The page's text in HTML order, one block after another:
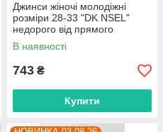
Джинси жіночі молодіжні
розміри 28-33 "DK NSEL"
недорого від прямого
постачальника
В наявності
743 ₴
Купити